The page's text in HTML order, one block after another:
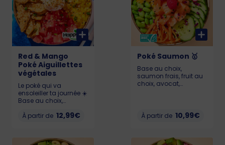
Red & Mango
Poké Aiguillettes
végétales
Le poké qui va
ensoleiller ta journée ☀️
Base au choix,
de mangue 🥭,
Végétales Happy Vore
À partir de 12,99€
Poké Saumon 🥇
Base au choix,
saumon frais, fruit au
choix, avocat,
de sésame et
framboise. Pour que
savoureux, il doit être
À partir de 10,99€